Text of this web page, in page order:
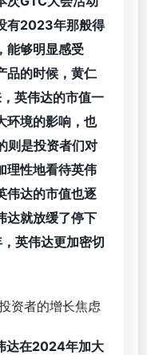
有2023年那般得
能够明显感受
品的时候，黄仁
英伟达的市值一
环境的影响，也
则是投资者们对
理性地看待英伟
伟达的市值也逐
达就放缓了停下
英伟达更加密切
达在2024年加大